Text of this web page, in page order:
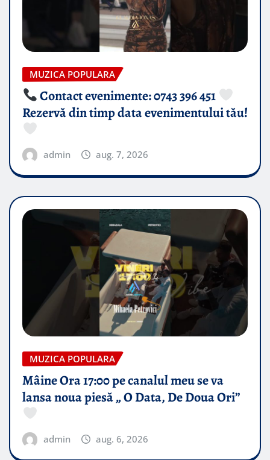
MUZICA POPULARA
Contact evenimente: 0743 396 451
Rezervă din timp data evenimentului tău!
admin aug. 7, 2026
MUZICA POPULARA
Mâine Ora 17:00 pe canalul meu se va
lansa noua piesă „ O Data, De Doua Ori”
admin aug. 6, 2026